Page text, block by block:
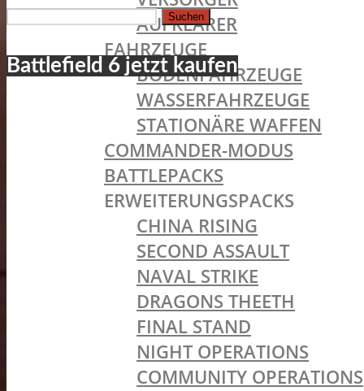
AUFKLÄRER
FAHRZEUGE
BODENFAHRZEUGE
WASSERFAHRZEUGE
STATIONÄRE WAFFEN
COMMANDER-MODUS
BATTLEPACKS
ERWEITERUNGSPACKS
CHINA RISING
SECOND ASSAULT
NAVAL STRIKE
DRAGONS THEETH
FINAL STAND
NIGHT OPERATIONS
COMMUNITY OPERATIONS
Suchen
Battlefield 6 jetzt kaufen